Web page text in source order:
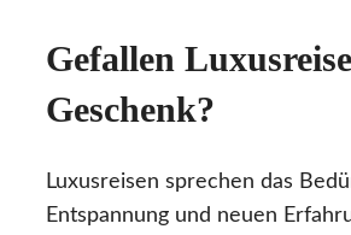
Gefallen
Geschenk?
Luxusreisen sprechen das
Entspannung und neuen